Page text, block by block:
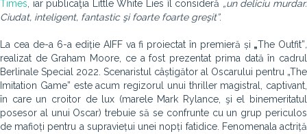
Times , iar publicaţia Little White Lies îl consideră „un deliciu murdar.
Ciudat, inteligent, fantastic şi foarte foarte greşit”.
La cea de-a 6-a ediție AIFF va fi proiectat în premieră și „The Outfit”,
realizat de Graham Moore, ce a fost prezentat prima dată în cadrul
Berlinale Special 2022. Scenaristul câștigător al Oscarului pentru „The
Imitation Game” este acum regizorul unui thriller magistral, captivant,
în care un croitor de lux (marele Mark Rylance, şi el binemeritatul
posesor al unui Oscar) trebuie să se confrunte cu un grup periculos
de mafioți pentru a supraviețui unei nopți fatidice. Fenomenala actriță